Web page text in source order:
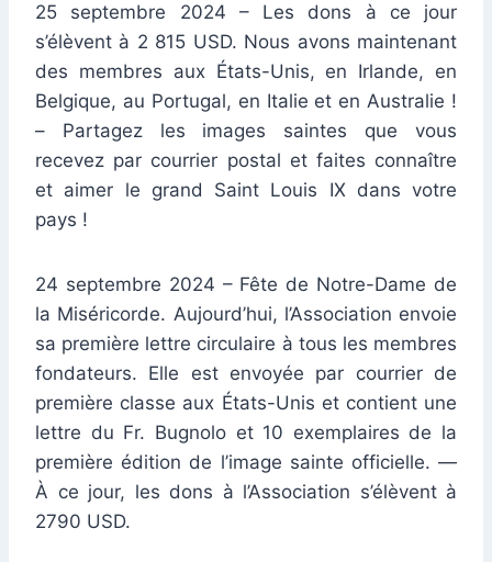
25 septembre 2024 – Les dons à ce jour
s’élèvent à 2 815 USD. Nous avons maintenant
des membres aux États-Unis, en Irlande, en
Belgique, au Portugal, en Italie et en Australie !
– Partagez les images saintes que vous
recevez par courrier postal et faites connaître
et aimer le grand Saint Louis IX dans votre
pays !
24 septembre 2024 – Fête de Notre-Dame de
la Miséricorde. Aujourd’hui, l’Association envoie
sa première lettre circulaire à tous les membres
fondateurs. Elle est envoyée par courrier de
première classe aux États-Unis et contient une
lettre du Fr. Bugnolo et 10 exemplaires de la
première édition de l’image sainte officielle. —
À ce jour, les dons à l’Association s’élèvent à
2790 USD.